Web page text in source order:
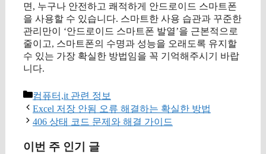
면, 누구나 안전하고 쾌적하게 안드로이드 스마트폰
을 사용할 수 있습니다. 스마트한 사용 습관과 꾸준한
관리만이 ‘안드로이드 스마트폰 발열’을 근본적으로
줄이고, 스마트폰의 수명과 성능을 오래도록 유지할
수 있는 가장 확실한 방법임을 꼭 기억해주시기 바랍
니다.
카
테
고
컴퓨터,it 관련 정보
Excel 저장 안됨 오류 해결하는 확실한 방법
406 상태 코드 문제와 해결 가이드
이번 주 인기 글